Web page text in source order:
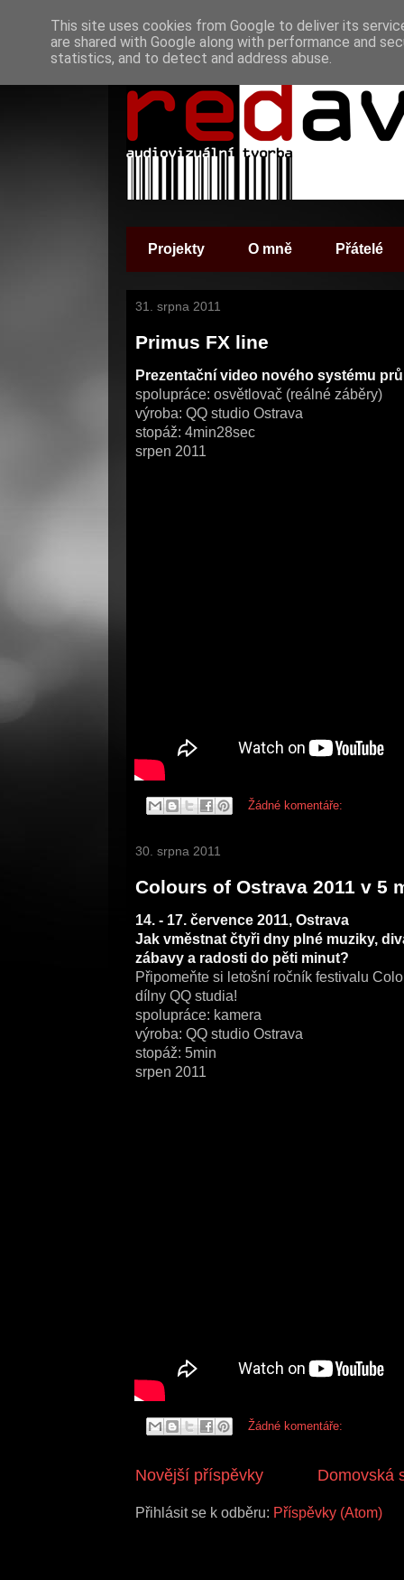
Projekty O mně Přátelé
31. srpna 2011
Primus FX line
Prezentační video nového systému
spolupráce: osvětlovač (reálné záběry)
výroba: QQ studio Ostrava
stopáž: 4min28sec
srpen 2011
Žádné komentáře:
30. srpna 2011
Colours of Ostrava 2011 v 5
14. - 17. července 2011, Ostrava
Jak vměstnat čtyři dny plné muziky,
zábavy a radosti do pěti minut?
Připomeňte si letošní ročník festivalu
dílny QQ studia!
spolupráce: kamera
výroba: QQ studio Ostrava
stopáž: 5min
srpen 2011
Žádné komentáře:
Novější příspěvky Domovská
Přihlásit se k odběru: Příspěvky (Atom)
This site uses cookies from Google to deliver its
are shared with Google along with performance and
statistics, and to detect and address abuse.